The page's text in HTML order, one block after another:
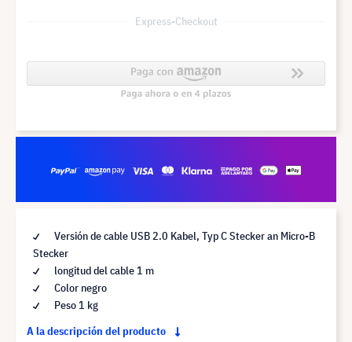
Express-Checkout
Versión de cable USB 2.0 Kabel, Typ C Stecker an Micro-B
Stecker
longitud del cable 1 m
Color negro
Peso 1 kg
A la descripción del producto